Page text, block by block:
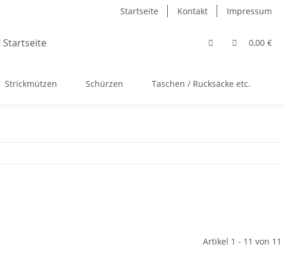
Startseite Kontakt Impressum
0,00 €
Strickmützen Schürzen Taschen / Rucksäcke etc.
Artikel 1 - 11 von 11